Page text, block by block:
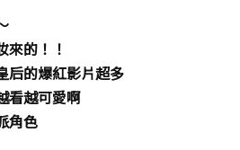
來的！！
后的爆紅影片超多
看越可愛啊
角色